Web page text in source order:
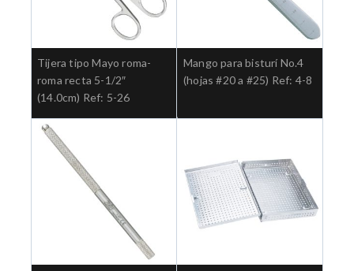
Tijera tipo Mayo roma-
roma recta 5-1/2″
(14.0cm) Ref: 5-26
Mango para bisturí No.4
(hojas #20 a #25) Ref: 4-8